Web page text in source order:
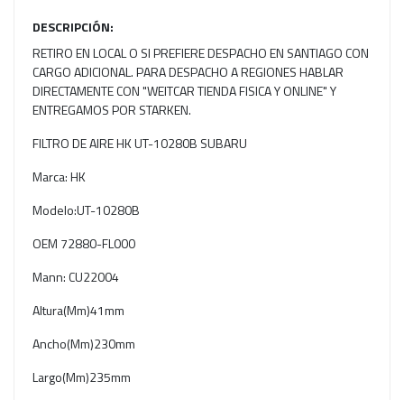
DESCRIPCIÓN:
RETIRO EN LOCAL O SI PREFIERE DESPACHO EN SANTIAGO CON
CARGO ADICIONAL. PARA DESPACHO A REGIONES HABLAR
DIRECTAMENTE CON "WEITCAR TIENDA FISICA Y ONLINE" Y
ENTREGAMOS POR STARKEN.
FILTRO DE AIRE HK UT-10280B SUBARU
Marca: HK
Modelo:UT-10280B
OEM 72880-FL000
Mann: CU22004
Altura(Mm)41mm
Ancho(Mm)230mm
Largo(Mm)235mm